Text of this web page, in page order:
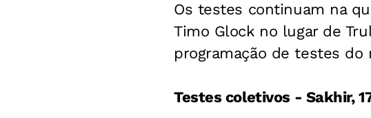
Os testes continuam na
Timo Glock no lugar de
programação de testes do
Testes coletivos - Sakhir,